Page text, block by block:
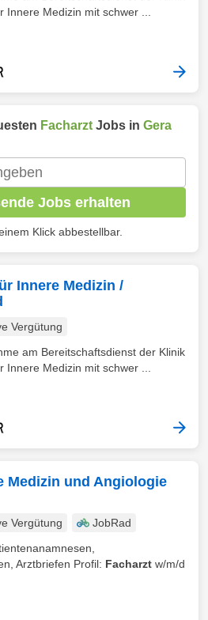
Innere Medizin mit schwer ...
Facharzt Jobs in Gera
Jobs erhalten
Klick abbestellbar.
Innere Medizin /
Vergütung
am Bereitschaftsdienst der Klinik
Innere Medizin mit schwer ...
Medizin und Angiologie
Vergütung
JobRad
Arztbriefen Profil: Facharzt w/m/d